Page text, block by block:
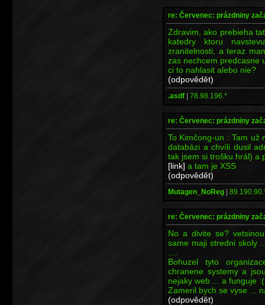
re: Červenec: prázdniny
Zdravim, ako prebieha
katedry ktoru
zranitelnosti, a teraz
zas nechcem predcasne
ci to nahlasit alebo nie?
(odpovědět)
.asdf | 78.98.196.*
re: Červenec: prázdniny
To Kimčong-un : Tam už
databázi a chvíli dusil
tak jsem si trošku hrál) a
[link] a tam je XSS
(odpovědět)
Mutagen_NoReg |
re: Červenec: prázdniny
No a divite se?
same maji stredni skoly
Bohuzel tyto
chranene systemy a
nejaky web ... a funguje :(
Zameril bych se vyse ...
(odpovědět)